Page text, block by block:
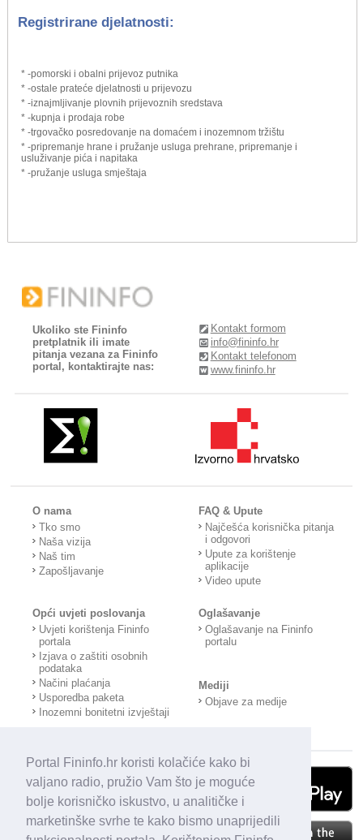
Portal Fininfo.hr koristi kolačiće kako bi
valjano radio, pružio Vam što je moguće
bolje korisničko iskustvo, u analitičke i
marketinške svrhe te kako bismo unaprijedili
Registrirane djelatnosti:
* -pomorski i obalni prijevoz putnika
* -ostale prateće djelatnosti u prijevozu
* -iznajmljivanje plovnih prijevoznih sredstava
* -kupnja i prodaja robe
* -trgovačko posredovanje na domaćem i inozemnom tržištu
* -pripremanje hrane i pružanje usluga prehrane, pripremanje i
usluživanje pića i napitaka
* -pružanje usluga smještaja
Ukoliko ste Fininfo
pretplatnik ili imate
pitanja vezana za Fininfo
portal, kontaktirajte nas:
Kontakt formom
info@fininfo.hr
Kontakt telefonom
www.fininfo.hr
O nama
Tko smo
Naša vizija
Naš tim
Zapošljavanje
FAQ & Upute
Najčešća korisnička pitanja
i odgovori
Upute za korištenje
aplikacije
Video upute
Opći uvjeti poslovanja
Uvjeti korištenja Fininfo
portala
Izjava o zaštiti osobnih
podataka
Načini plaćanja
Usporedba paketa
Inozemni bonitetni izvještaji
Oglašavanje
Oglašavanje na Fininfo
portalu
Mediji
Objave za medije